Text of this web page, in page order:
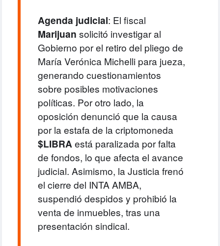
Agenda judicial: El fiscal
Marijuan solicitó investigar al
Gobierno por el retiro del pliego de
María Verónica Michelli para jueza,
generando cuestionamientos
sobre posibles motivaciones
políticas. Por otro lado, la
oposición denunció que la causa
por la estafa de la criptomoneda
$LIBRAestá paralizada por falta
de fondos, lo que afecta el avance
judicial. Asimismo, la Justicia frenó
el cierre del INTA AMBA,
suspendió despidos y prohibió la
venta de inmuebles, tras una
presentación sindical.